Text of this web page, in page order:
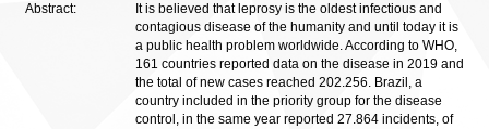
Abstract:
It is believed that leprosy is the oldest infectious and
contagious disease of the humanity and until today it is
a public health problem worldwide. According to WHO,
161 countries reported data on the disease in 2019 and
the total of new cases reached 202.256. Brazil, a
country included in the priority group for the disease
control, in the same year reported 27.864 incidents, of